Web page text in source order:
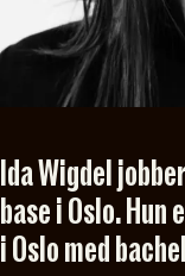
Ida Wigdel
base i Oslo.
i Oslo med